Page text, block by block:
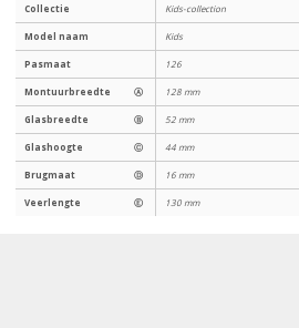
Collectie Kids-collection
Model naam Kids
Pasmaat 126
Montuurbreedte Ⓐ 128 mm
Glasbreedte Ⓑ 52 mm
Glashoogte Ⓒ 44 mm
Brugmaat Ⓓ 16 mm
Veerlengte Ⓔ 130 mm